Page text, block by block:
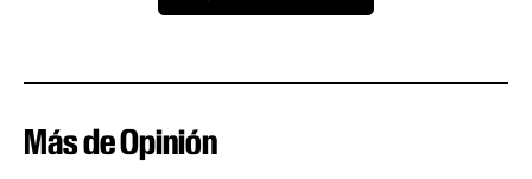
Más de Opinión